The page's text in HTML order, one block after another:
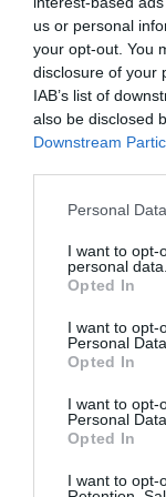
us or personal
your opt-out. You
disclosure of your
IAB’s list of
also be disclosed
Downstream
Personal
I want to opt-
personal data.
Opted In
I want to opt-
Personal Data.
Opted In
I want to opt-
Personal
Opted In
I want to opt-